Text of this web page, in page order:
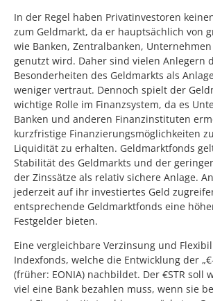
In der Regel haben Privatinvestoren
zum Geldmarkt, da er hauptsächlich von
wie Banken, Zentralbanken,
genutzt wird. Daher sind vielen Anlegern
Besonderheiten des Geldmarkts als
weniger vertraut. Dennoch spielt der
wichtige Rolle im Finanzsystem, da es
Banken und anderen Finanzinstituten
kurzfristige Finanzierungsmöglichkeiten
Liquidität zu erhalten. Geldmarktfonds
Stabilität des Geldmarkts und der
der Zinssätze als relativ sichere Anlage.
jederzeit auf ihr investiertes Geld
entsprechende Geldmarktfonds eine
Festgelder bieten.
Eine vergleichbare Verzinsung und
Indexfonds, welche die Entwicklung der
(früher: EONIA) nachbildet. Der €STR soll
viel eine Bank bezahlen muss, wenn sie